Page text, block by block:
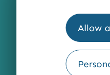
Allow
Fourni par